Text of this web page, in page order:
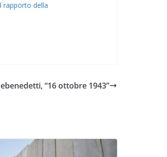
rapporto della
“16 ottobre 1943”